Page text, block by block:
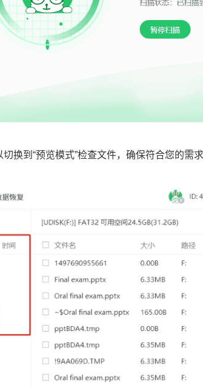
换到“预览模式”检查文件，确保符合您的需